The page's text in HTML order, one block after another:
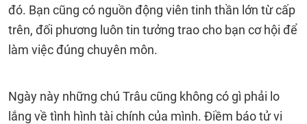
đó. Bạn cũng có nguồn động viên tinh thần lớn từ cấp
trên, đối phương luôn tin tưởng trao cho bạn cơ hội để
làm việc đúng chuyên môn.
Ngày này những chú Trâu cũng không có gì phải lo
lắng về tình hình tài chính của mình. Điềm báo tử vi